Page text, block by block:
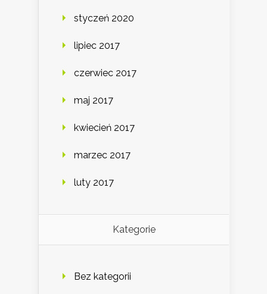
styczeń 2020
lipiec 2017
czerwiec 2017
maj 2017
kwiecień 2017
marzec 2017
luty 2017
Kategorie
Bez kategorii